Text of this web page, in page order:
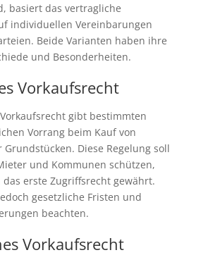
basiert das vertragliche
individuellen Vereinbarungen
Beide Varianten haben ihre
und Besonderheiten.
Vorkaufsrecht
gibt bestimmten
Vorrang beim Kauf von
Diese Regelung soll
und Kommunen schützen,
erste Zugriffsrecht gewährt.
gesetzliche Fristen und
beachten.
Vorkaufsrecht